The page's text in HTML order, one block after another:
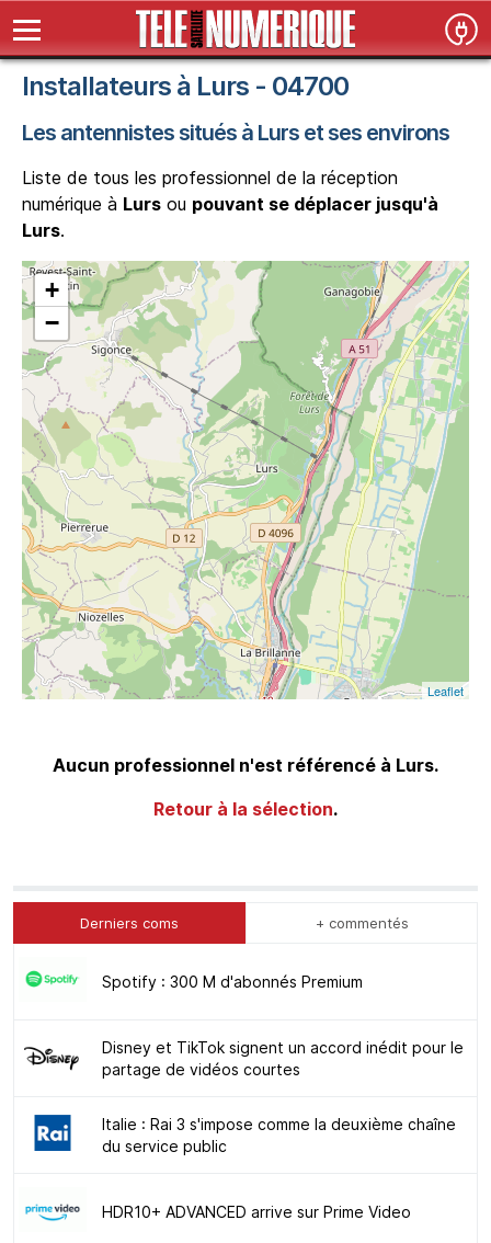
Installateurs à Lurs - 04700
Les antennistes situés à Lurs et ses environs
Liste de tous les professionnel de la réception
numérique à Lurs ou pouvant se déplacer jusqu'à
Lurs.
+
−
Leaflet
Aucun professionnel n'est référencé à Lurs.
Retour à la sélection.
Derniers coms + commentés
Spotify : 300 M d'abonnés Premium
Disney et TikTok signent un accord inédit pour le
partage de vidéos courtes
Italie : Rai 3 s'impose comme la deuxième chaîne
du service public
HDR10+ ADVANCED arrive sur Prime Video